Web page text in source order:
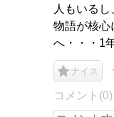
人もいるし
物語が核心
へ・・・1
ナイス
コメント(0)